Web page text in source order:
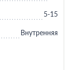
5-15
Внутренняя